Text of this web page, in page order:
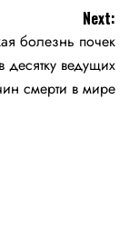
Next:
болезнь почек
десятку ведущих
смерти в мире